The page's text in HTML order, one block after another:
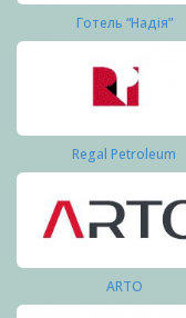
Готель “Надія”
Regal Petroleum
ARTO